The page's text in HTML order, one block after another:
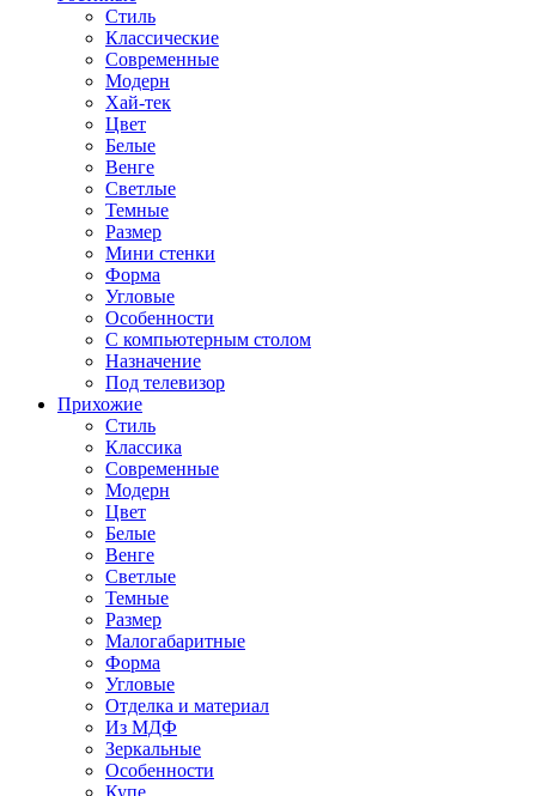
Стиль
Классические
Современные
Модерн
Хай-тек
Цвет
Белые
Венге
Светлые
Темные
Размер
Мини стенки
Форма
Угловые
Особенности
С компьютерным столом
Назначение
Под телевизор
Прихожие
Стиль
Классика
Современные
Модерн
Цвет
Белые
Венге
Светлые
Темные
Размер
Малогабаритные
Форма
Угловые
Отделка и материал
Из МДФ
Зеркальные
Особенности
Купе